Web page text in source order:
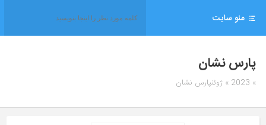
منو سایت
پارس نشان
» 2023 » ژوئنپارس نشان